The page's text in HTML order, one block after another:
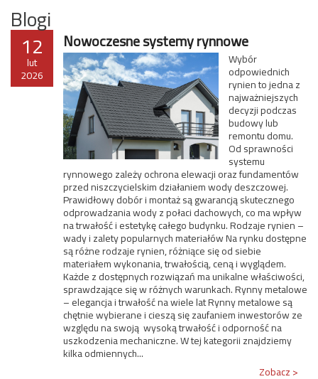
Blogi
12
lut
2026
Nowoczesne systemy rynnowe
Wybór
odpowiednich
rynien to jedna z
najważniejszych
decyzji podczas
budowy lub
remontu domu.
Od sprawności
systemu
rynnowego zależy ochrona elewacji oraz fundamentów
przed niszczycielskim działaniem wody deszczowej.
Prawidłowy dobór i montaż są gwarancją skutecznego
odprowadzania wody z połaci dachowych, co ma wpływ
na trwałość i estetykę całego budynku. Rodzaje rynien –
wady i zalety popularnych materiałów Na rynku dostępne
są różne rodzaje rynien, różniące się od siebie
materiałem wykonania, trwałością, ceną i wyglądem.
Każde z dostępnych rozwiązań ma unikalne właściwości,
sprawdzające się w różnych warunkach. Rynny metalowe
– elegancja i trwałość na wiele lat Rynny metalowe są
chętnie wybierane i cieszą się zaufaniem inwestorów ze
względu na swoją wysoką trwałość i odporność na
uszkodzenia mechaniczne. W tej kategorii znajdziemy
kilka odmiennych...
Zobacz >